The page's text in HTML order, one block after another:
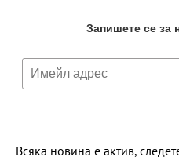
Всяка новина е актив,